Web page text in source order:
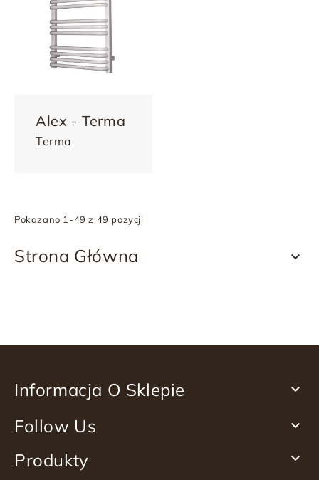
Alex - Terma
Terma
Pokazano 1-49 z 49 pozycji
Strona Główna 
Informacja O Sklepie 
Follow Us 
Produkty 